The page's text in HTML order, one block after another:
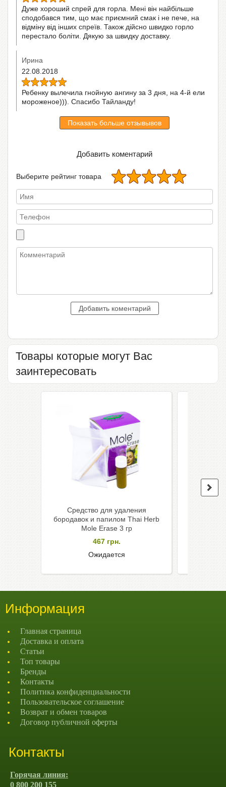
Дуже хороший спрей для горла. Мені він найбільше
сподобався тим, що має приємний смак і не пече, на
відміну від інших спреїв. Також дійсно швидко горло
перестало боліти. Дякую за швидку доставку.
Ирина
22.08.2018
Ребенку вылечила гнойную ангину за 3 дня, на 4-й ели
мороженое))). Спасибо Тайланду!
Показать больше отзывывов
Добавить коментарий
Выберите рейтинг товара
Товары которые могут Вас
заинтересовать
Средство для удаления
бородавок и папилом Thai Herb
Mole Erase 3 гр
467 грн.
Ожидается
Информация
Главная страница
Доставка и оплата
Статьи
Топ товары
Бренды
Контакты
Политика конфиденциальности
Пользовательское соглашение
Возврат и обмен товаров
Договор публичной оферты
Контакты
Горячая линия:
0 800 200 155